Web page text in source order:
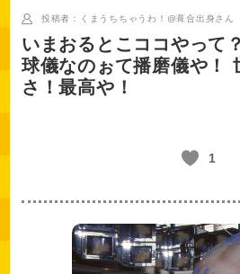
投稿者：くまうちちゃうわ！@葺合出身さん
いまおるとこココやって
球儀なのぉて播磨儀や！
さ！最高や！
1